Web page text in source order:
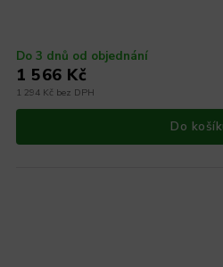
Do 3 dnů od objednání
1 294 Kč bez DPH
1 566 Kč
Do